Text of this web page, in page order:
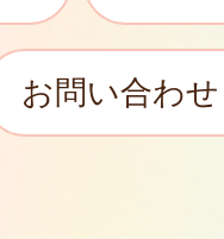
お問い合わせ